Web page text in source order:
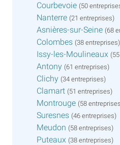
Courbevoie (50
Nanterre (21 entreprises)
Asnières-sur-Seine (68
Colombes (38 entreprises)
Issy-les-Moulineaux
Antony (61 entreprises)
Clichy (34 entreprises)
Clamart (51 entreprises)
Montrouge (58
Suresnes (46 entreprises)
Meudon (58 entreprises)
Puteaux (38 entreprises)